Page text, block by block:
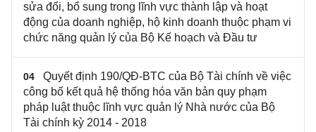
sửa đổi, bổ sung trong lĩnh vực thành lập và hoạt
động của doanh nghiệp, hộ kinh doanh thuộc phạm vi
chức năng quản lý của Bộ Kế hoạch và Đầu tư
04
Quyết định 190/QĐ-BTC của Bộ Tài chính về việc
công bố kết quả hệ thống hóa văn bản quy phạm
pháp luật thuộc lĩnh vực quản lý Nhà nước của Bộ
Tài chính kỳ 2014 - 2018